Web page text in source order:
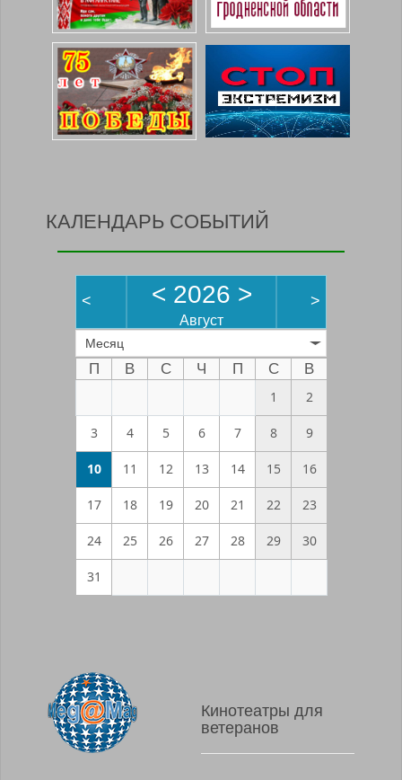
КАЛЕНДАРЬ СОБЫТИЙ
< < 2026 >
Август
>
Месяц
П В С Ч П С
В
1
2
3 4 5 6 7 8 9
10 11 12 13 14 15 16
17 18 19 20 21 22 23
24 25 26 27 28 29 30
31
Кинотеатры для
ветеранов